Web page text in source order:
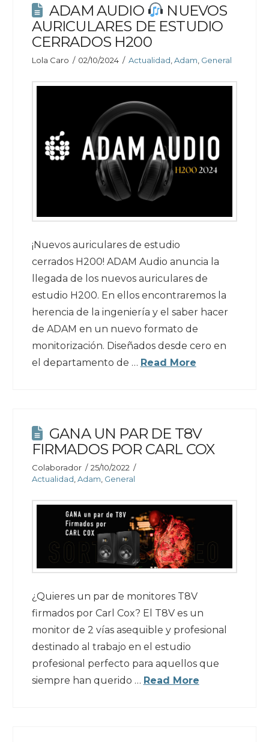
ADAM AUDIO
NUEVOS
AURICULARES DE ESTUDIO
CERRADOS H200
Lola Caro 02/10/2024 Actualidad ,Adam General
¡Nuevos auriculares de estudio
cerrados H200! ADAM Audio anuncia la
llegada de los nuevos auriculares de
estudio H200. En ellos encontraremos la
herencia de la ingeniería y el saber hacer
de ADAM en un nuevo formato de
monitorización. Diseñados desde cero en
el departamento de … Read More
GANA UN PAR DE T8V
FIRMADOS POR CARL COX
Colaborador
25/10/2022
Actualidad Adam General
¿Quieres un par de monitores T8V
firmados por Carl Cox? El T8V es un
monitor de 2 vías asequible y profesional
destinado al trabajo en el estudio
profesional perfecto para aquellos que
siempre han querido … Read More